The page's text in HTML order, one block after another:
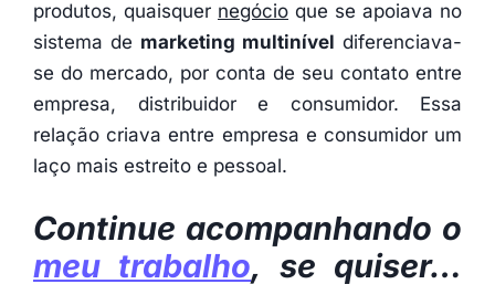
produtos, quaisquer negócio que se apoiava no
sistema de marketing multinível diferenciava-
se do mercado, por conta de seu contato entre
empresa, distribuidor e consumidor. Essa
relação criava entre empresa e consumidor um
laço mais estreito e pessoal.
Continue acompanhando o
meu trabalho, se quiser…